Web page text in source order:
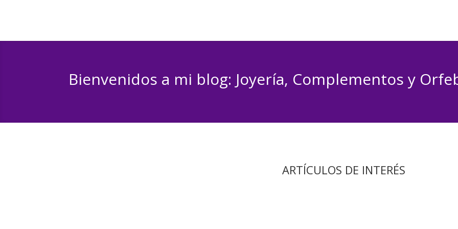
Bienvenidos a mi blog: Joyería, Complementos y
ARTÍCULOS DE INTERÉS